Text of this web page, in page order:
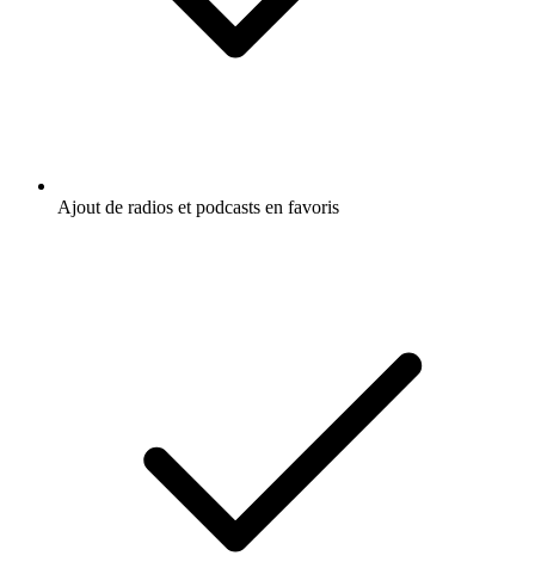
Ajout de radios et podcasts en favoris